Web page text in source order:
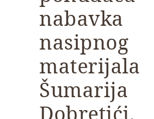
nabavka
nasipnog
materijala
Šumarija
Dobretići,